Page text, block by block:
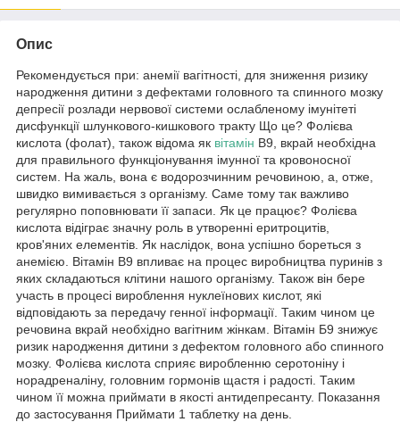
Опис
Рекомендується при: анемії вагітності, для зниження ризику
народження дитини з дефектами головного та спинного мозку
депресії розлади нервової системи ослабленому імунітеті
дисфункції шлункового-кишкового тракту Що це? Фолієва
кислота (фолат), також відома як вітамін В9, вкрай необхідна
для правильного функціонування імунної та кровоносної
систем. На жаль, вона є водорозчинним речовиною, а, отже,
швидко вимивається з організму. Саме тому так важливо
регулярно поповнювати її запаси. Як це працює? Фолієва
кислота відіграє значну роль в утворенні еритроцитів,
кров'яних елементів. Як наслідок, вона успішно бореться з
анемією. Вітамін В9 впливає на процес виробництва пуринів з
яких складаються клітини нашого організму. Також він бере
участь в процесі вироблення нуклеїнових кислот, які
відповідають за передачу генної інформації. Таким чином це
речовина вкрай необхідно вагітним жінкам. Вітамін Б9 знижує
ризик народження дитини з дефектом головного або спинного
мозку. Фолієва кислота сприяє виробленню серотоніну і
норадреналіну, головним гормонів щастя і радості. Таким
чином її можна приймати в якості антидепресанту. Показання
до застосування Приймати 1 таблетку на день.